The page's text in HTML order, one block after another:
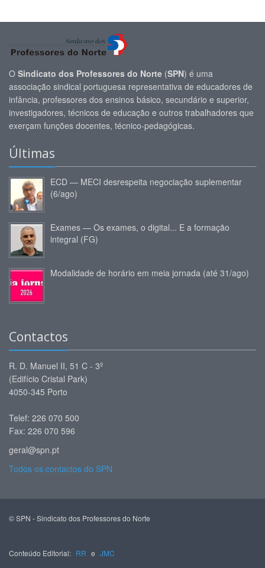
O Sindicato dos Professores do Norte (SPN) é uma
associação sindical portuguesa representativa de educadores de
infância, professores dos ensinos básico, secundário e superior,
investigadores, técnicos de educação e outros trabalhadores que
exerçam funções docentes, técnico-pedagógicas.
Últimas
ECD — MECI desrespeita negociação suplementar
(6/ago)
Exames — Os exames, o digital... E a formação
integral (FG)
Modalidade de horário em meia jornada (até 31/ago)
Contactos
R. D. Manuel II, 51 C - 3º
(Edifício Cristal Park)
4050-345 Porto
Telef: 226 070 500
Fax: 226 070 596
geral@spn.pt
Todos os contactos do SPN
© SPN - Sindicato dos Professores do Norte
Conteúdo Editorial: RR e JMC